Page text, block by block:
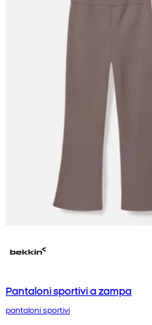
Pantaloni sportivi a zampa
pantaloni sportivi